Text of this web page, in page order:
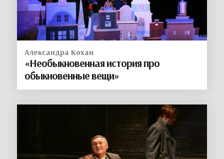
Александра Кохан
«Необыкновенная история про
обыкновенные вещи»